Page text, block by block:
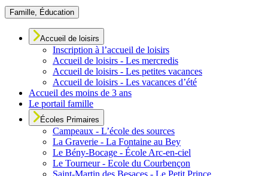
Famille, Éducation
Accueil de loisirs
Inscription à l’accueil de loisirs
Accueil de loisirs - Les mercredis
Accueil de loisirs - Les petites vacances
Accueil de loisirs - Les vacances d’été
Accueil des moins de 3 ans
Le portail famille
Écoles Primaires
Campeaux - L’école des sources
La Graverie - La Fontaine au Bey
Le Bény-Bocage - École Arc-en-ciel
Le Tourneur - Ecole du Courbençon
Saint-Martin des Besaces - Le Petit Prince